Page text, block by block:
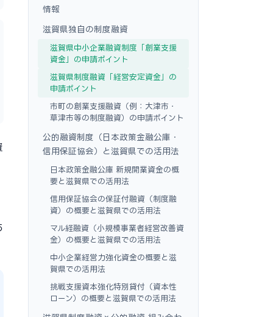
情報
滋賀県独自の制度融資
滋賀県中小企業融資制度「創業支援
資金」の申請ポイント
滋賀県制度融資「経営安定資金」の
申請ポイント
市町の創業支援融資（例：大津市・
草津市等の制度融資）の申請ポイント
公的融資制度（日本政策金融公庫・
信用保証協会）と滋賀県での活用法
日本政策金融公庫 新規開業資金の概
要と滋賀県での活用法
信用保証協会の保証付融資（制度融
資）の概要と滋賀県での活用法
マル経融資（小規模事業者経営改善資
金）の概要と滋賀県での活用法
中小企業経営力強化資金の概要と滋
賀県での活用法
挑戦支援資本強化特別貸付（資本性
ローン）の概要と滋賀県での活用法